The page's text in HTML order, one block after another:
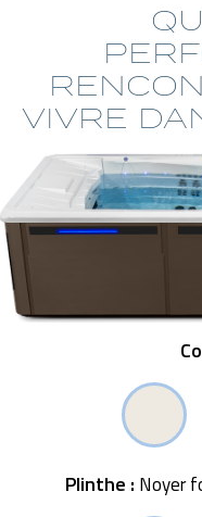
VIVRE
Plinthe : Noyer